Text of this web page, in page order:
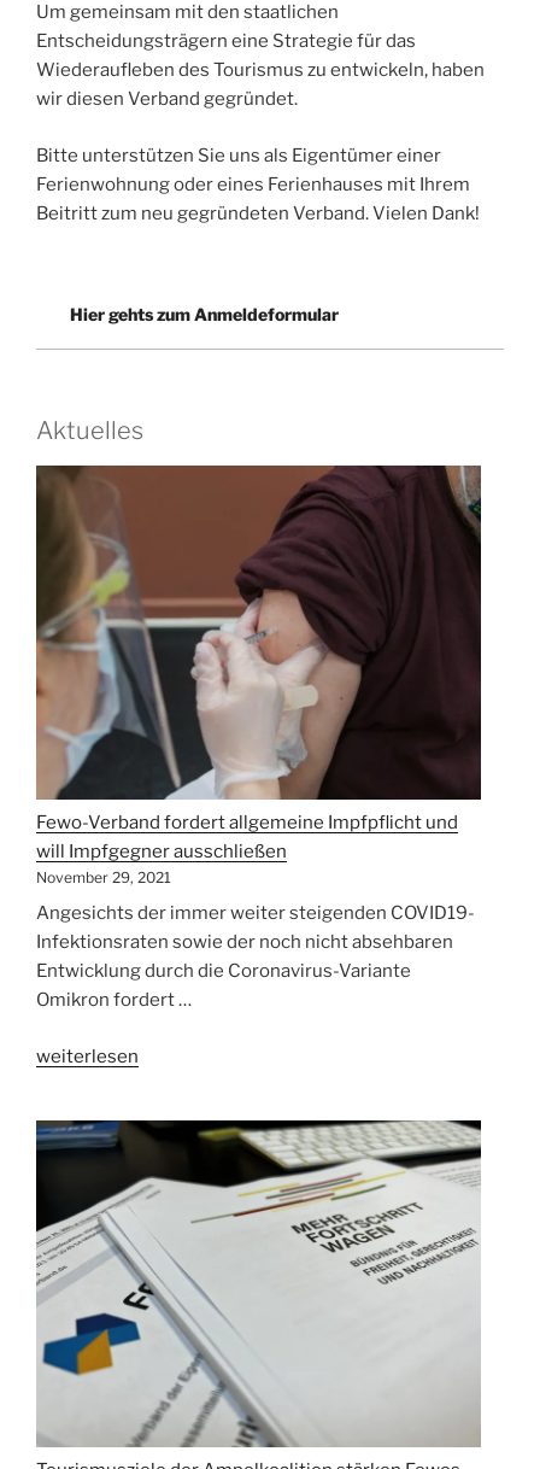
Um gemeinsam mit den staatlichen
Entscheidungsträgern eine Strategie für das
Wiederaufleben des Tourismus zu entwickeln, haben
wir diesen Verband gegründet.
Bitte unterstützen Sie uns als Eigentümer einer
Ferienwohnung oder eines Ferienhauses mit Ihrem
Beitritt zum neu gegründeten Verband. Vielen Dank!
Hier gehts zum Anmeldeformular
Aktuelles
Fewo-Verband fordert allgemeine Impfpflicht und
will Impfgegner ausschließen
November 29, 2021
Angesichts der immer weiter steigenden COVID19-
Infektionsraten sowie der noch nicht absehbaren
Entwicklung durch die Coronavirus-Variante
Omikron fordert …
„Fewo-
allgemeine
will
Impfgegner
ausschließen“
weiterlesen